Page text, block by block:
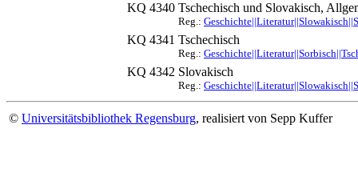
KQ 4340 Tschechisch und Slovakisch,
Reg.:
KQ 4341 Tschechisch
Reg.:
KQ 4342 Slovakisch
Reg.:
© Universitätsbibliothek Regensburg, realisiert von Sepp Kuffer